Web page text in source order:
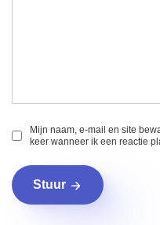
Mijn naam, e-mail en site
keer wanneer ik een reactie
Stuur